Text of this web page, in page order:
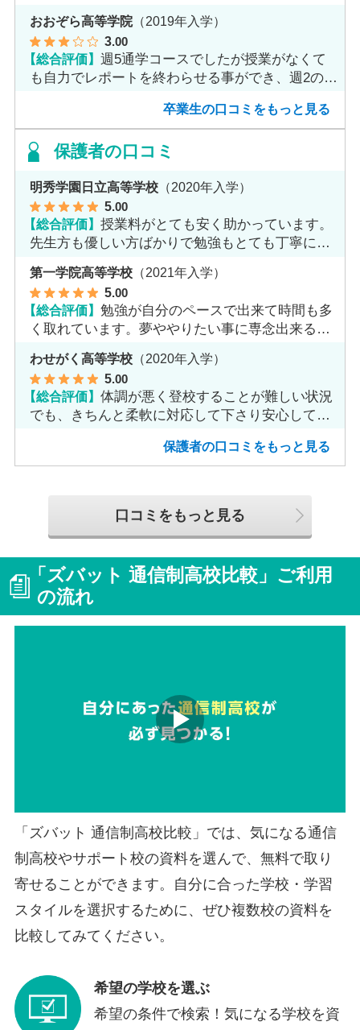
おおぞら高等学院（2019年入学）
3.00
【総合評価】週5通学コースでしたが授業がなくて
も自力でレポートを終わらせる事ができ、週2のコ
卒業生の口コミをもっと見る
保護者の口コミ
明秀学園日立高等学校 （2020年入学）
5.00
【総合評価】授業料がとても安く助かっています。
先生方も優しい方ばかりで勉強もとても丁寧に教
第一学院高等学校 （2021年入学）
5.00
【総合評価】勉強が自分のペースで出来て時間も多
く取れています。夢ややりたい事に専念出来る点
で良いと思います。
わせがく高等学校 （2020年入学）
5.00
【総合評価】体調が悪く登校することが難しい状況
でも、きちんと柔軟に対応して下さり安心して進
保護者の口コミをもっと見る
口コミをもっと見る
「ズバット 通信制高校比較」ご利用
の流れ
「ズバット 通信制高校比較」では、気になる通信
制高校やサポート校の資料を選んで、無料で取り
寄せることができます。自分に合った学校・学習
スタイルを選択するために、ぜひ複数校の資料を
比較してみてください。
希望の学校を選ぶ
希望の条件で検索！気になる学校を資